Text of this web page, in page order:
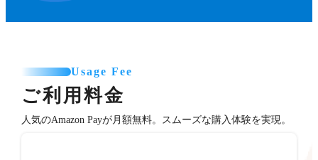
Usage Fee
ご利用料金
人気のAmazon Payが月額無料。スムーズな購入体験を実現。